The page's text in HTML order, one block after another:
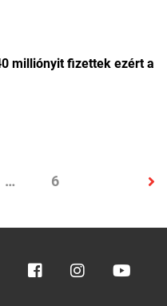
milliónyit fizettek ezért a
… 6